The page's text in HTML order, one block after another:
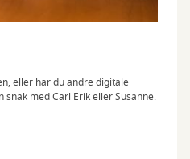
eller har du andre digitale
snak med Carl Erik eller Susanne.